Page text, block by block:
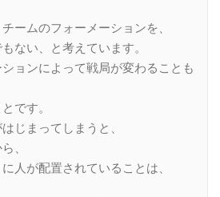
ームのフォーメーションを、
ない、と考えています。
ョンによって戦局が変わることも
です。
じまってしまうと、
、
人が配置されていることは、